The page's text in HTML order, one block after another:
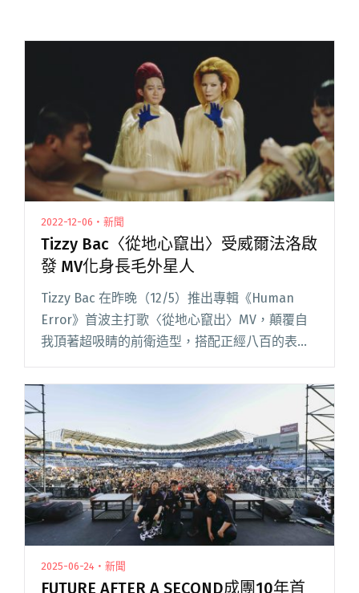
2022-12-06・新聞
Tizzy Bac〈從地心竄出〉受威爾法洛啟
發 MV化身長毛外星人
Tizzy Bac 在昨晚（12/5）推出專輯《Human
Error》首波主打歌〈從地心竄出〉MV，顛覆自
我頂著超吸睛的前衛造型，搭配正經八百的表情
和態度，認真搞怪耍幽默，讓歌迷直呼超洗腦，
MV 要看 N 次。視好萊塢喜劇天王威爾法洛（W
閱讀全文 "Tizzy Bac〈從地心竄出〉受威爾法洛
啟發 MV化身長毛外星人"
2025-06-24・新聞
FUTURE AFTER A SECOND成團10年首